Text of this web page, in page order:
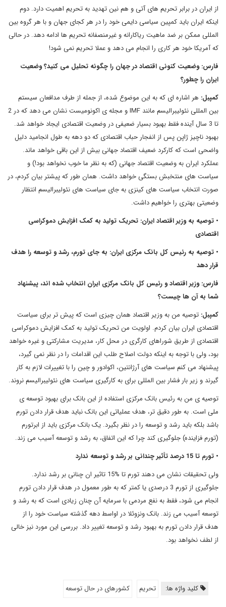
از ایران در برابر تحریم های آتی و هم نین تهدید به تحریم اهمیت دارد. دوم
اینکه ایران باید کمپین سیاسی دایمی خود را در هر کجای جهان و با هر گروه بین
المللی ممکن بر ضد ماهیت ریاکارانه و غیرمنصفانه تحریم ها ادامه دهد. در حالی
که آمریکا خود هر کاری را انجام می دهد و عملا تحریم نمی شود!
فارس: وضعیت کنونی اقتصاد در جهان را چگونه تحلیل می کنید؟ وضعیت
ایران را چطور؟
کمپبل: هر اشاره ای که به این موضوع شده، از جمله از طرف مدافعان سیستم
بین المللی نئولیبرالیسم مانند IMF و مجله ی اکونومیست نشان می دهد که در 2
تا 3 سال آینده فقط بهبود بسیار ضعیفی در وضعیت اقتصادی ایجاد خواهد شد.
بهبود ناچیز ژاپن پس از انفجار حباب اقتصادی که دو دهه به طول انجامید دلیل
واضحی است که کارکرد ضعیف اقتصاد جهانی بیش از این باقی خواهد ماند.
عملکرد ایران به وضعیت اقتصاد جهانی (که به نظر ما خوب نخواهد بود!) و
سیاست های منتخبش بستگی خواهد داشت. همان طور که پیشتر بیان کردم، در
صورت انتخاب سیاست های کینزی به جای سیاست های نئولیبرالیسم انتظار
وضعیتی بهتری را خواهیم داشت.
• توصیه به وزیر اقتصاد ایران: تحریک تولید به کمک افزایش دموکراسی
اقتصادی
• توصیه به رئیس کل بانک مرکزی ایران: به جای تورم، رشد و توسعه را هدف
قرار دهد
فارس: وزیر اقتصاد و رئیس کل بانک مرکزی ایران انتخاب شده اند، پیشنهاد
شما به آن ها چیست؟
کمپبل: توصیه من به وزیر اقتصاد همان چیزی است که پیش تر برای سیاست
اقتصادی ایران بیان کردم. اولویت من تحریک تولید به کمک افزایش دموکراسی
اقتصادی از طریق شوراهای کارگری در محل کار، مدیریت مشارکتی و غیره خواهد
بود، ولی با توجه به اینکه دولت اصلاح طلب این اقدامات را در نظر نمی گیرد،
پیشنهاد می کنم سیاست های آرژانتین، اکوادور و چین را با تغییرات لازم به کار
گیرند و زیر بار فشار بین المللی برای به کارگیری سیاست های نئولیبرالیسم نروند.
توصیه ی من به رئیس بانک مرکزی استفاده از این بانک برای بهبود توسعه ی
ملی است. به طور دقیق تر، هدف عملیاتی این بانک نباید هدف قرار دادن تورم
باشد بلکه باید رشد و توسعه را در نظر بگیرد. یک بانک مرکزی باید از ابرتورم
(تورم فزاینده) جلوگیری کند چرا که این اتفاق، به رشد و توسعه آسیب می زند.
• تورم تا 15 درصد تأثیر چندانی بر رشد و توسعه ندارد
ولی تحقیقات نشان می دهند تورم تا %15 تاثیر ان چنانی بر رشد ندارد.
جلوگیری از تورم 3 درصدی یا کمتر که به طور معمول در هدف قرار دادن تورم
انجام می شود، فقط به نفع مردمی با سرمایه آن چنان زیادی است که به رشد و
توسعه آسیب می زند. بانک ونزوئلا در اواسط دهه گذشته سیاست خود را از
هدف قرار دادن تورم به بهبود رشد و توسعه تغییر داد. بررسی این مورد نیز خالی
از لطف نخواهد بود.
کلید واژه ها: تحریم کشورهای در حال توسعه